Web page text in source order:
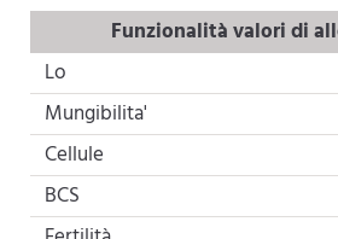
Funzionalità valori di
Lo
Mungibilita'
Cellule
BCS